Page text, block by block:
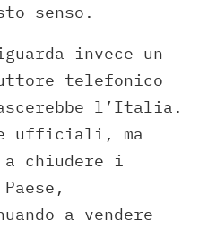
senso.
invece un
telefonico
l’Italia.
ufficiali, ma
a chiudere i
a vendere